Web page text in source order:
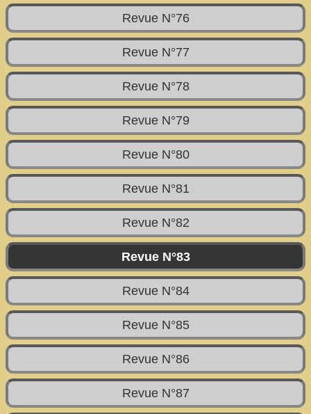
Revue N°76
Revue N°77
Revue N°78
Revue N°79
Revue N°80
Revue N°81
Revue N°82
Revue N°83
Revue N°84
Revue N°85
Revue N°86
Revue N°87